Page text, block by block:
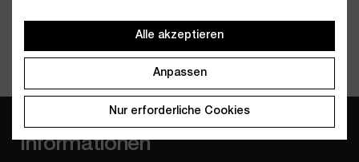
Informationen
Alle akzeptieren
Anpassen
Nur erforderliche Cookies